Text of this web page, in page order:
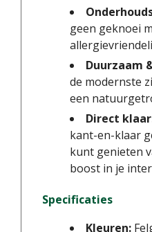
geen geknoei
Duurzaam
de modernste
een
Direct
kant-en-klaar
kunt genieten
boost in je
Specificaties
Kleuren: